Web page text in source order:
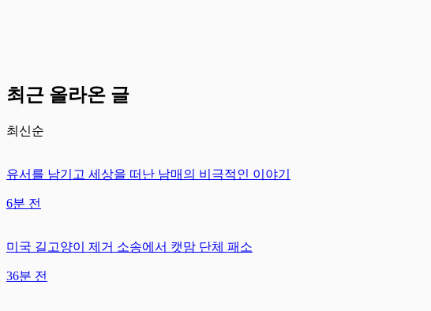
최근 올라온 글
최신순
유서를 남기고 세상을 떠난 남매의 비극적인 이야기
6분 전
미국 길고양이 제거 소송에서 캣맘 단체 패소
36분 전